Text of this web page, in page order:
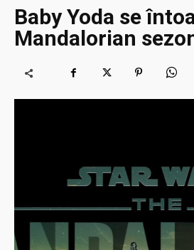
Baby Yoda se
Mandalorian